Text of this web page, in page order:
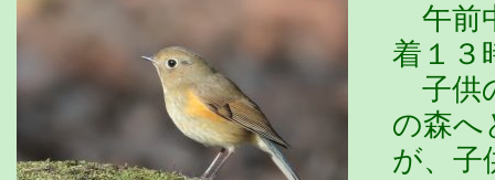
午前
着１３
子供
の森へ
が、子